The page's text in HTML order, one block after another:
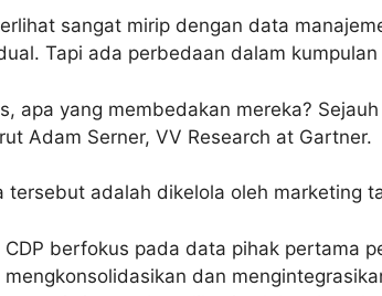
sangat mirip dengan data
Tapi ada perbedaan dalam
apa yang membedakan mereka?
Adam Serner, VV Research at Gartner.
tersebut adalah dikelola oleh marketing
CDP berfokus pada data pihak pertama
mengkonsolidasikan dan